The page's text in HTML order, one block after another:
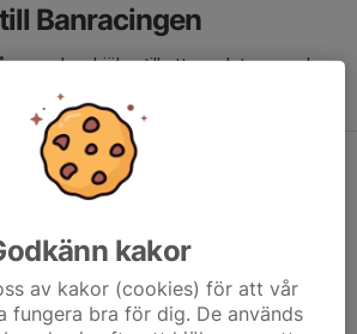
Banracingen
som kan hjälpa till att uppdatera om hur
är det du?
kakor
av kakor (cookies) för att vår
fungera bra för dig. De används